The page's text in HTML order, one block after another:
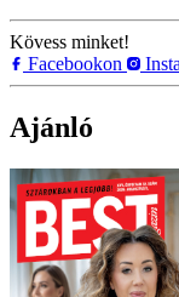
Kövess minket!
Facebookon
Ajánló